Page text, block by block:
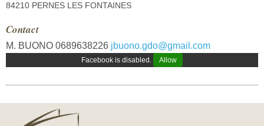
84210 PERNES LES FONTAINES
Contact
M. BUONO 0689638226 jbuono.gdo@gmail.com
Facebook is disabled. Allow